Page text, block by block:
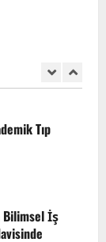
Tıp
Dünyası
Ön